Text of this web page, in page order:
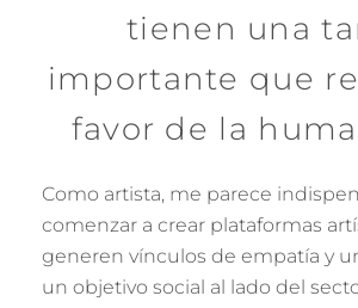
tienen una
importante que
favor de la
Como artista, me parece
comenzar a crear plataformas
generen vínculos de empatía y
un objetivo social al lado del